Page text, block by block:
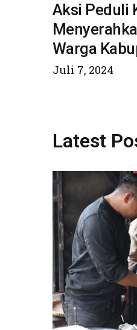
Aksi Peduli
Warga
Juli 7, 2024
Latest